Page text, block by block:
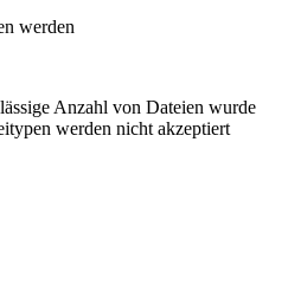
werden
Anzahl von Dateien wurde
werden nicht akzeptiert